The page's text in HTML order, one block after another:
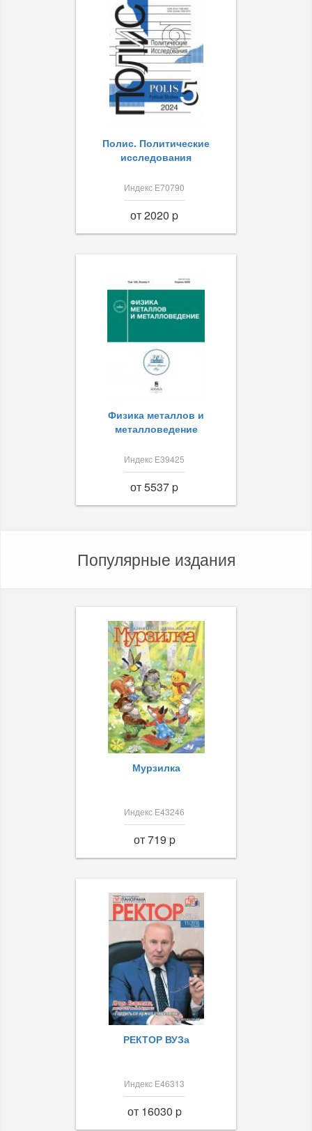
Полис. Политические
исследования
Индекс Е70790
от 2020 p
Физика металлов и
металловедение
Индекс Е39425
от 5537 p
Популярные издания
Мурзилка
Индекс Е43246
от 719 p
РЕКТОР ВУЗа
Индекс Е46313
от 16030 p